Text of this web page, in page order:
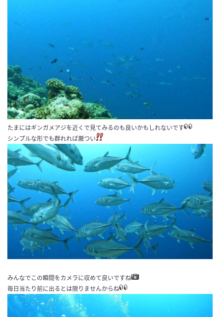
たまにはギンガメアジを近くで見てみるのも良いかもしれないです
シンプルな形でも群れれば厳つい
みんなでこの瞬間をカメラに収めて良いですね
毎日当たり前に出るとは限りませんからね